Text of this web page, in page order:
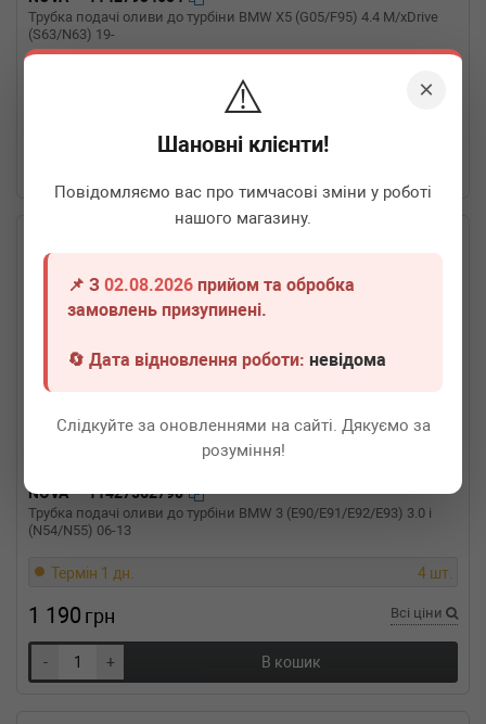
×
⚠️
Шановні клієнти!
Повідомляємо вас про тимчасові зміни у роботі
нашого магазину.
📌 З02.08.2026 прийом та обробка
замовлень призупинені.
🔄 Дата відновлення роботи:невідома
Слідкуйте за оновленнями на сайті. Дякуємо за
розуміння!
Трубка подачі оливи до турбіни BMW X5 (G05/F95) 4.4 M/xDrive
(S63/N63) 19-
NOVA 11427562798
Трубка подачі оливи до турбіни BMW 3 (E90/E91/E92/E93) 3.0 i
(N54/N55) 06-13
Термін 1 дн. 4 шт.
1 190 грн Всі ціни
- + В кошик